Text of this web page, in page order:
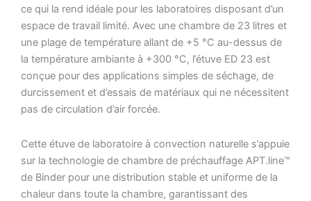
ce qui la rend idéale pour les laboratoires disposant d’un
espace de travail limité. Avec une chambre de 23 litres et
une plage de température allant de +5 °C au-dessus de
la température ambiante à +300 °C, l’étuve ED 23 est
conçue pour des applications simples de séchage, de
durcissement et d’essais de matériaux qui ne nécessitent
pas de circulation d’air forcée.
Cette étuve de laboratoire à convection naturelle s’appuie
sur la technologie de chambre de préchauffage APT.line™
de Binder pour une distribution stable et uniforme de la
chaleur dans toute la chambre, garantissant des